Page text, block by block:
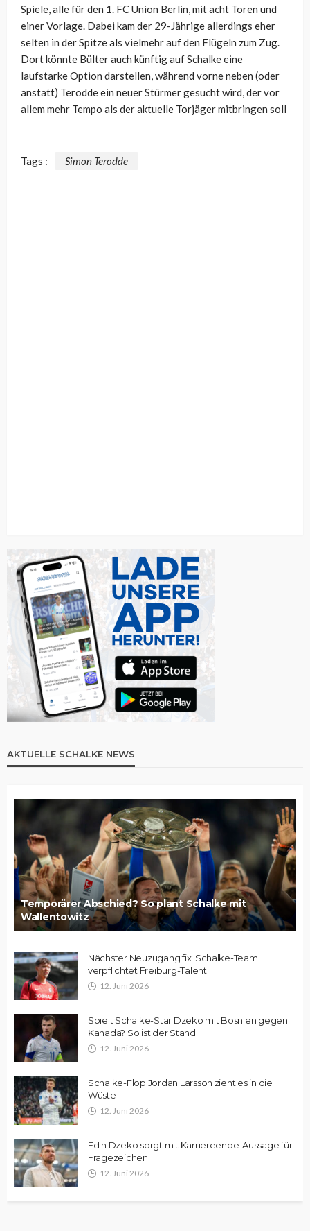
Spiele, alle für den 1. FC Union Berlin, mit acht Toren und
einer Vorlage. Dabei kam der 29-Jährige allerdings eher
selten in der Spitze als vielmehr auf den Flügeln zum Zug.
Dort könnte Bülter auch künftig auf Schalke eine
laufstarke Option darstellen, während vorne neben (oder
anstatt) Terodde ein neuer Stürmer gesucht wird, der vor
allem mehr Tempo als der aktuelle Torjäger mitbringen soll
Tags : Simon Terodde
AKTUELLE SCHALKE NEWS
Temporärer Abschied? So plant Schalke mit
Wallentowitz
Nächster Neuzugang fix: Schalke-Team
verpflichtet Freiburg-Talent
12. Juni 2026
Spielt Schalke-Star Dzeko mit Bosnien gegen
Kanada? So ist der Stand
12. Juni 2026
Schalke-Flop Jordan Larsson zieht es in die
Wüste
12. Juni 2026
Edin Dzeko sorgt mit Karriereende-Aussage für
Fragezeichen
12. Juni 2026